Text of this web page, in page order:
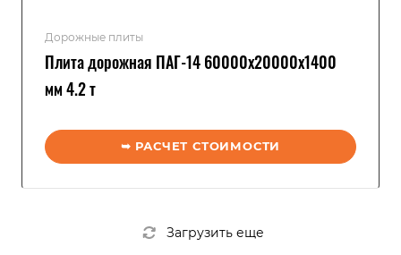
Дорожные плиты
Плита дорожная ПАГ-14 60000x20000x1400
мм 4.2 т
➥ РАСЧЕТ СТОИМОСТИ
Загрузить еще